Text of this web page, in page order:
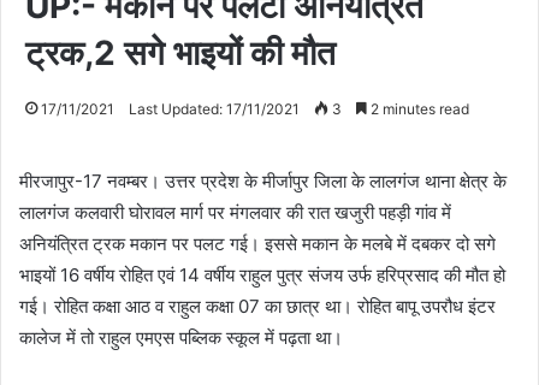
ट्रक,2 सगे भाइयों की मौत
17/11/2021 Last Updated: 17/11/2021 3 2 minutes read
मीरजापुर-17 नवम्बर। उत्तर प्रदेश के मीर्जापुर जिला के लालगंज थाना क्षेत्र के
लालगंज कलवारी घोरावल मार्ग पर मंगलवार की रात खजुरी पहड़ी गांव में
अनियंत्रित ट्रक मकान पर पलट गई। इससे मकान के मलबे में दबकर दो सगे
भाइयों 16 वर्षीय रोहित एवं 14 वर्षीय राहुल पुत्र संजय उर्फ हरिप्रसाद की मौत हो
गई। रोहित कक्षा आठ व राहुल कक्षा 07 का छात्र था। रोहित बापू उपरौध इंटर
कालेज में तो राहुल एमएस पब्लिक स्कूल में पढ़ता था।